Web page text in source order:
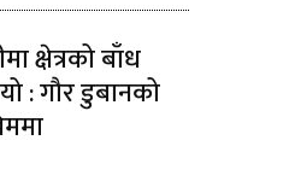
क्षेत्रको बाँध
: गौर डुबानको